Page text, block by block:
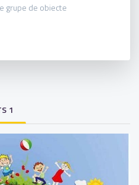
grupe de obiecte
1